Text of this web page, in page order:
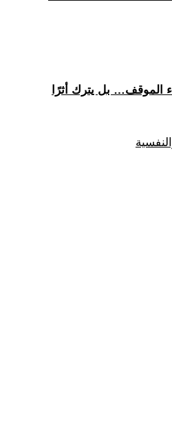
الموقف… بل يترك أثرًا